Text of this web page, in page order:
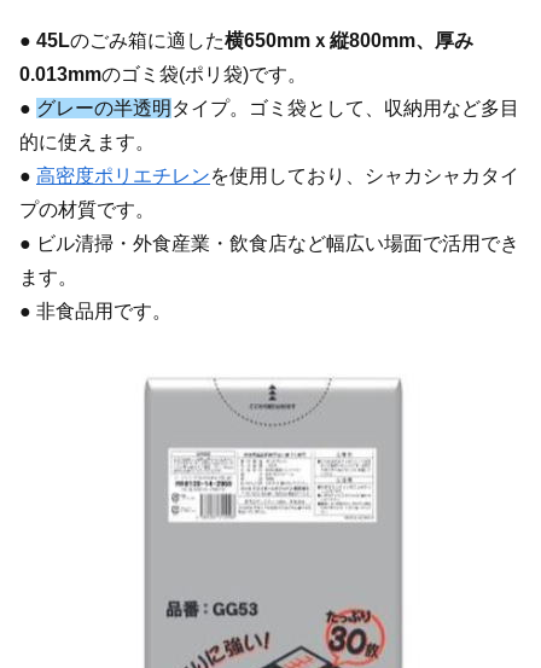
● 45Lのごみ箱に適した横650mmｘ縦800mm、厚み
0.013mmのゴミ袋(ポリ袋)です。
● グレーの半透明 タイプ。ゴミ袋として、収納用など多目
的に使えます。
● 高密度ポリエチレンを使用しており、シャカシャカタイ
プの材質です。
● ビル清掃・外食産業・飲食店など幅広い場面で活用でき
ます。
● 非食品用です。